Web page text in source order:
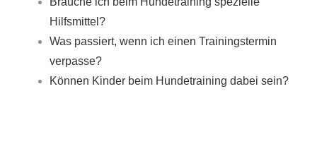
Hilfsmittel?
Was passiert, wenn ich einen Trainingstermin
verpasse?
Können Kinder beim Hundetraining dabei sein?